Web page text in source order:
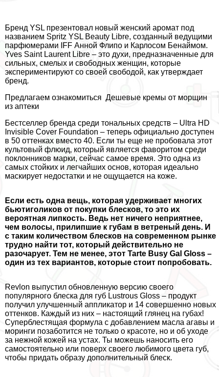
Бренд YSL презентовал новый женский аромат под
названием Spritz YSL Beauty Libre, созданный ведущими
парфюмерами IFF Анной Флипо и Карлосом Бенаймом.
Yves Saint Laurent Libre – это духи, предназначенные для
сильных, смелых и свободных женщин, которые
экспериментируют со своей свободой, как утверждает
бренд.
Предлагаем ознакомиться Дешевые кремы от морщин
из аптеки
Бестселлер бренда среди тональных средств – Ultra HD
Invisible Cover Foundation – теперь официально доступен
в 50 оттенках вместо 40. Если ты еще не пробовала этот
культовый флюид, который является фаворитом среди
поклонников марки, сейчас самое время. Это одна из
самых стойких и легчайших основ, которая идеально
маскирует недостатки и не ощущается на коже.
Если есть одна вещь, которая удерживает многих
бьютиголиков от покупки блесков, то это их
вероятная липкость. Ведь нет ничего неприятнее,
чем волосы, прилипшие к губам в ветреный день. И
с таким количеством блесков на современном рынке
трудно найти тот, который действительно не
разочарует. Тем не менее, этот Tarte Busy Gal Gloss –
один из тех вариантов, которые стоит попробовать.
Revlon выпустил обновленную версию своего
популярного блеска для губ Lustrous Gloss – продукт
получил улучшенный аппликатор и 14 совершенно новых
оттенков. Каждый из них – настоящий глянец на губах!
Суперблестящая формула с добавлением масла агавы и
моринги позаботится не только о красоте, но и об уходе
за нежной кожей на устах. Ты можешь наносить его
самостоятельно или поверх своего любимого цвета губ,
чтобы придать образу дополнительный блеск.